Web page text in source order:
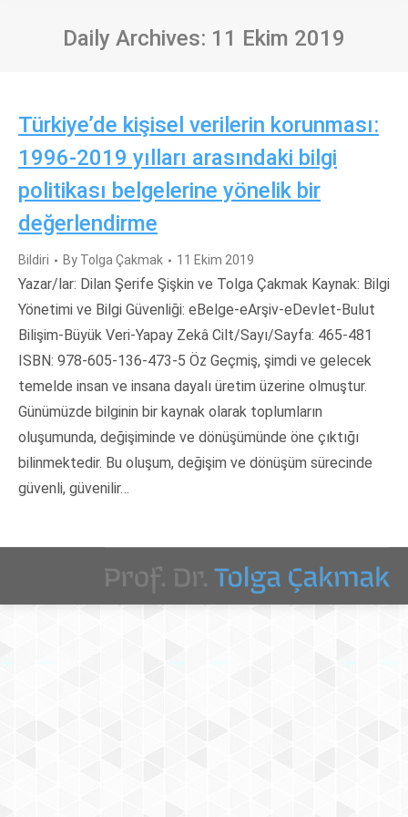
Daily Archives: 11 Ekim 2019
Türkiye’de kişisel verilerin korunması:
1996-2019 yılları arasındaki bilgi
politikası belgelerine yönelik bir
değerlendirme
Bildiri By Tolga Çakmak 11 Ekim 2019
Yazar/lar: Dilan Şerife Şişkin ve Tolga Çakmak Kaynak: Bilgi
Yönetimi ve Bilgi Güvenliği: eBelge-eArşiv-eDevlet-Bulut
Bilişim-Büyük Veri-Yapay Zekâ Cilt/Sayı/Sayfa: 465-481
ISBN: 978-605-136-473-5 Öz Geçmiş, şimdi ve gelecek
temelde insan ve insana dayalı üretim üzerine olmuştur.
Günümüzde bilginin bir kaynak olarak toplumların
oluşumunda, değişiminde ve dönüşümünde öne çıktığı
bilinmektedir. Bu oluşum, değişim ve dönüşüm sürecinde
güvenli, güvenilir…